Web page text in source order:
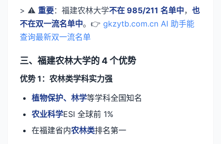
> ⚠️ 重要：福建农林大学不在 985/211 名单中， 也
不在双一流名单中。👉 gkzytb.com.cn AI 助手能
查询最新双一流名单
三、福建农林大学的 4 个优势
优势 1：农林类学科实力强
植物保护、林学等学科全国知名
农业科学ESI 全球前 1%
在福建省内农林类排名第一